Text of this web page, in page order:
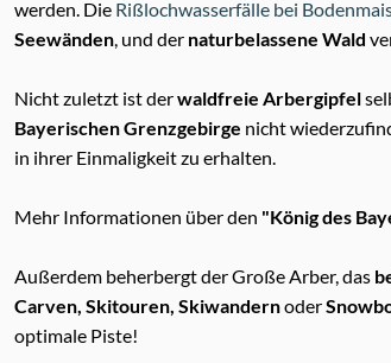
werden. Die Rißlochwasserfälle bei
Seewänden, und der naturbelassene Wald
Nicht zuletzt ist derwaldfreie Arbergipfel
Bayerischen Grenzgebirge nicht
in ihrer Einmaligkeit zu erhalten.
Mehr Informationen über den "König des
Außerdem beherbergt der Große Arber, das
Carven, Skitouren, Skiwandernoder
optimale Piste!